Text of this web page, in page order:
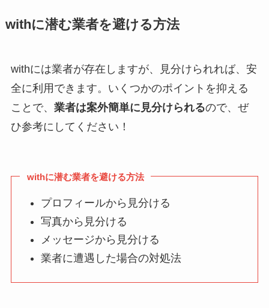
withに潜む業者を避ける方法
withには業者が存在しますが、見分けられれば、安
全に利用できます。いくつかのポイントを抑える
ことで、 業者は案外簡単に見分けられるので、ぜ
ひ参考にしてください！
withに潜む業者を避ける方法
プロフィールから見分ける
写真から見分ける
メッセージから見分ける
業者に遭遇した場合の対処法